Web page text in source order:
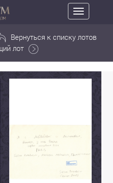
Toggle
navigation
Вернуться к списку лотов
лот